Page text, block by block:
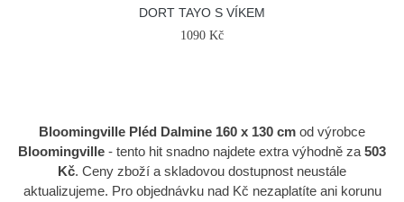
DORT TAYO S VÍKEM
1090 Kč
Bloomingville Pléd Dalmine 160 x 130 cm od výrobce
Bloomingville - tento hit snadno najdete extra výhodně za 503
Kč. Ceny zboží a skladovou dostupnost neustále
aktualizujeme. Pro objednávku nad Kč nezaplatíte ani korunu